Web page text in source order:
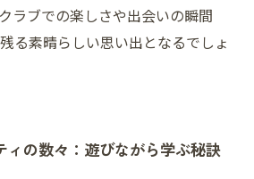
ラブでの楽しさや出会いの瞬間
る素晴らしい思い出となるでしょ
ィの数々：遊びながら学ぶ秘訣